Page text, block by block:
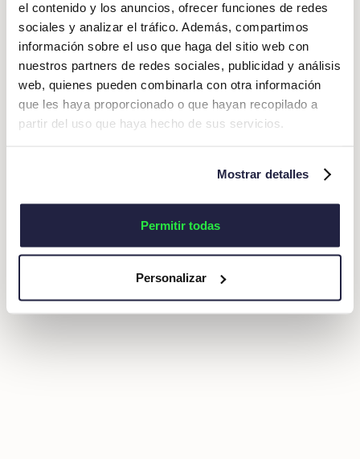
el contenido y los anuncios, ofrecer funciones de redes
sociales y analizar el tráfico. Además, compartimos
información sobre el uso que haga del sitio web con
nuestros partners de redes sociales, publicidad y análisis
web, quienes pueden combinarla con otra información
que les haya proporcionado o que hayan recopilado a
partir del uso que haya hecho de sus servicios.
Mostrar detalles
Permitir todas
Personalizar